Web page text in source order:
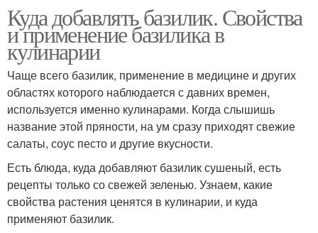
Куда добавлять базилик. Свойства
и применение базилика в
кулинарии
Чаще всего базилик, применение в медицине и других
областях которого наблюдается с давних времен,
используется именно кулинарами. Когда слышишь
название этой пряности, на ум сразу приходят свежие
салаты, соус песто и другие вкусности.
Есть блюда, куда добавляют базилик сушеный, есть
рецепты только со свежей зеленью. Узнаем, какие
свойства растения ценятся в кулинарии, и куда
применяют базилик.